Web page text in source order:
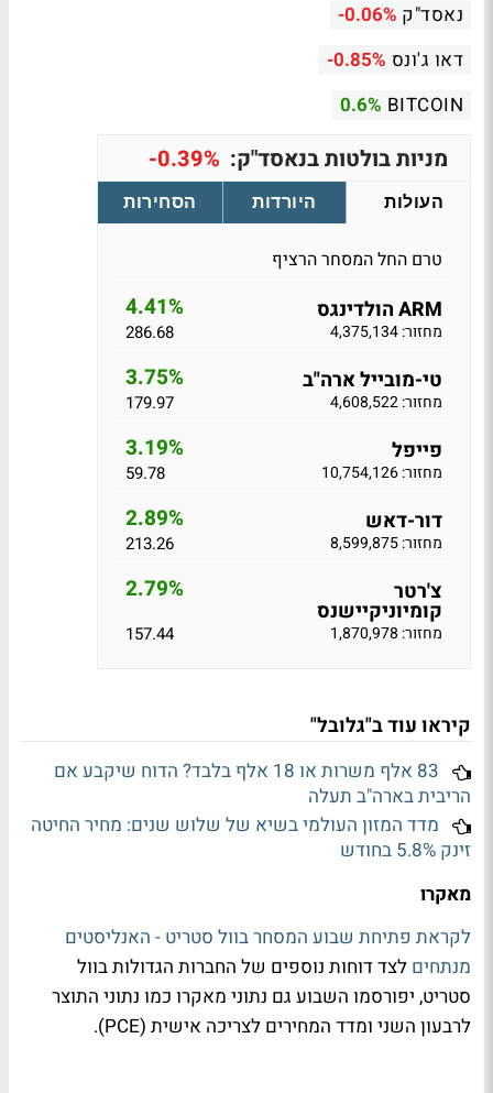
נאסד"ק -0.06%
דאו ג'ונס -0.85%
BITCOIN
0.6%
מניות בולטות בנאסד"ק: -0.39%
העולות היורדות הסחירות
טרם החל המסחר הרציף
ARM הולדינגס 4.41%
מחזור: 4,375,134 286.68
טי-מובייל ארה"ב 3.75%
מחזור: 4,608,522 179.97
פייפל 3.19%
מחזור: 10,754,126 59.78
דור-דאש 2.89%
מחזור: 8,599,875 213.26
צ'רטר
קומיוניקיישנס
2.79%
מחזור: 1,870,978 157.44
קיראו עוד ב"גלובל"
83 אלף משרות או 18 אלף בלבד? הדוח שיקבע אם
הריבית בארה"ב תעלה
מדד המזון העולמי בשיא של שלוש שנים: מחיר החיטה
זינק 5.8% בחודש
מאקרו
לקראת פתיחת שבוע המסחר בוול סטריט - האנליסטים
מנתחים לצד דוחות נוספים של החברות הגדולות בוול
סטריט, יפורסמו השבוע גם נתוני מאקרו כמו נתוני התוצר
לרבעון השני ומדד המחירים לצריכה אישית (PCE).